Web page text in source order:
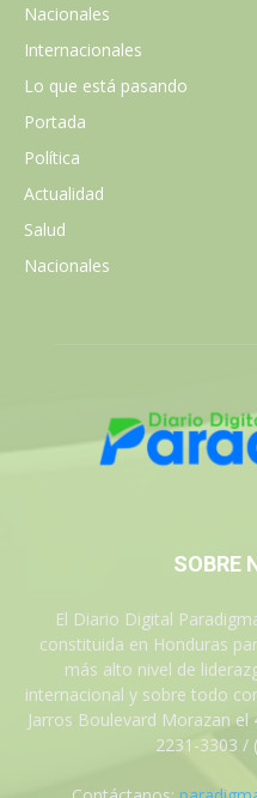
Nacionales
Internacionales
Lo que está pasando
Portada
Política
Actualidad
Salud
Nacionales
SOBRE
El Diario Digital
constituida en Honduras
más alto nivel de
internacional y sobre todo
Jarros Boulevard Morazan
2231-3303 /